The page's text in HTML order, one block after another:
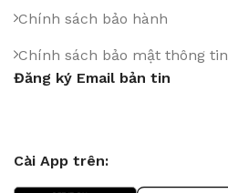
Chính sách bảo hành
Chính sách bảo mật thông tin
Đăng ký Email bản tin
Cài App trên: